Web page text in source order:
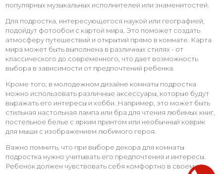
популярных музыкальных исполнителей или знаменитостей.
Для подростка, интересующегося наукой или географией,
подойдут фотообои с картой мира. Это поможет создать
атмосферу путешествий и открытий прямо в комнате. Карта
мира может быть выполнена в различных стилях - от
классического до современного, что дает возможность
выбора в зависимости от предпочтений ребенка.
Кроме того, в молодежном дизайне комнаты подростка
можно использовать различные аксессуары, которые будут
выражать его интересы и хобби. Например, это может быть
стильная настольная лампа или бра для чтения любимых книг,
постельное белье с ярким принтом или необычный коврик
для мыши с изображением любимого героя.
Важно помнить, что при выборе декора для комнаты
подростка нужно учитывать его предпочтения и интересы.
Ребенок должен чувствовать себя комфортно в своем